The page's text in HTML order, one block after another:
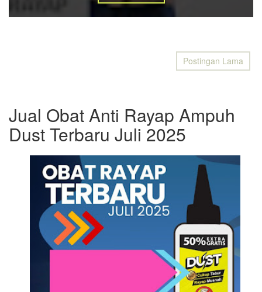
Postingan Lama
Jual Obat Anti Rayap Ampuh
Dust Terbaru Juli 2025